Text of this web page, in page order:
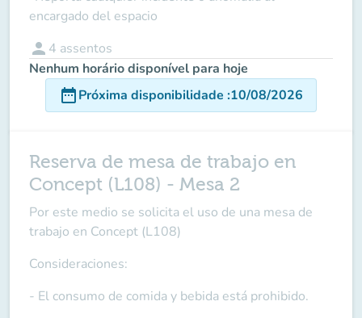
encargado del espacio
person 4 assentos
Nenhum horário disponível para hoje
date_rangePróxima disponibilidade :10/08/2026
Reserva de mesa de trabajo en
Concept (L108) - Mesa 2
Por este medio se solicita el uso de una mesa de
trabajo en Concept (L108)
Consideraciones:
- El consumo de comida y bebida está prohibido.